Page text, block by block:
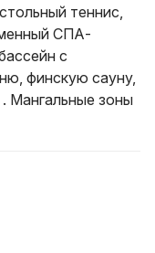
теннис,
СПА-
с
финскую сауну,
Мангальные зоны